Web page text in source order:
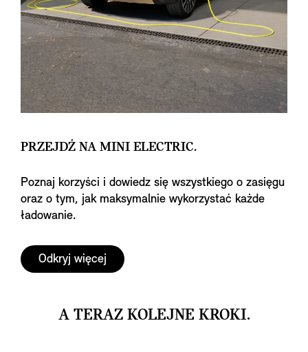
PRZEJDŹ NA MINI ELECTRIC.
Poznaj korzyści i dowiedz się wszystkiego o zasięgu
oraz o tym, jak maksymalnie wykorzystać każde
ładowanie.
Odkryj więcej
A TERAZ KOLEJNE KROKI.